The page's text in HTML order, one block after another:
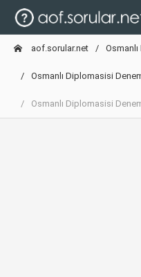
aof.sorular.net
Osmanlı Diplomasisi
Osmanlı Diplomasisi